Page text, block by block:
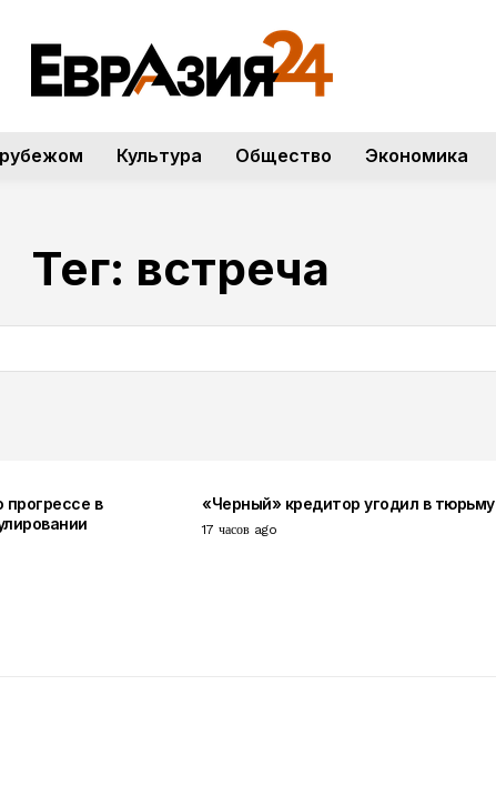
Культура Общество Экономика
Тег: встреча
прогрессе в
«Черный» кредитор угодил в тюрьму
17 часов ago